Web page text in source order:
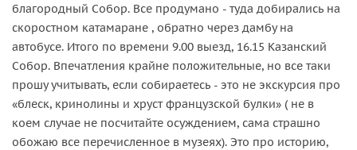
благородный Собор. Все продумано - туда добирались на
скоростном катамаране , обратно через дамбу на
автобусе. Итого по времени 9.00 выезд, 16.15 Казанский
Собор. Впечатления крайне положительные, но все таки
прошу учитывать, если собираетесь - это не экскурсия про
«блеск, кринолины и хруст французской булки» ( не в
коем случае не посчитайте осуждением, сама страшно
обожаю все перечисленное в музеях). Это про историю,